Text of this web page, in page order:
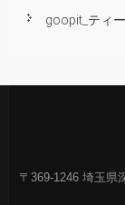
goopit_ティ
〒369-1246 埼玉県